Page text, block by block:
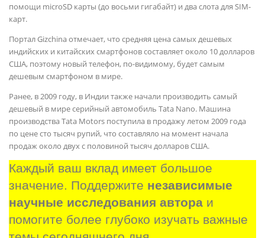
помощи microSD карты (до восьми гигабайт) и два слота для SIM-
карт.
Портал Gizchina отмечает, что средняя цена самых дешевых
индийских и китайских смартфонов составляет около 10 долларов
США, поэтому новый телефон, по-видимому, будет самым
дешевым смартфоном в мире.
Ранее, в 2009 году, в Индии также начали производить самый
дешевый в мире серийный автомобиль Tata Nano. Машина
производства Tata Motors поступила в продажу летом 2009 года
по цене сто тысяч рупий, что составляло на момент начала
продаж около двух с половиной тысяч долларов США.
Каждый ваш вклад имеет большое
значение. Поддержите независимые
научные исследования автора и
помогите более глубоко изучать важные